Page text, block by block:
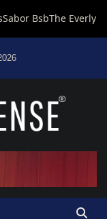
por Brasília